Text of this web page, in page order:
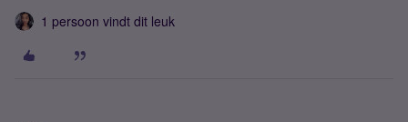
1 persoon vindt dit leuk